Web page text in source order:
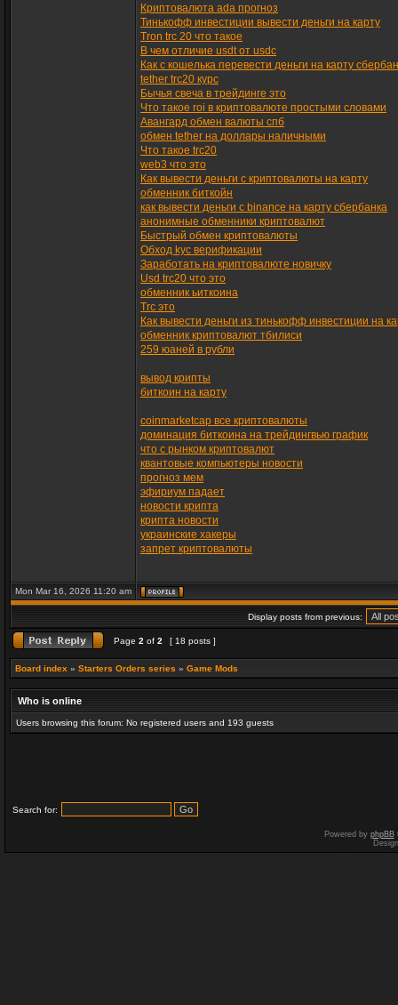
Криптовалюта ada прогноз
Тинькофф инвестиции вывести деньги на карту
Tron trc 20 что такое
В чем отличие usdt от usdc
Как с кошелька перевести деньги на карту
tether trc20 курс
Бычья свеча в трейдинге это
Что такое roi в криптовалюте простыми словами
Авангард обмен валюты спб
обмен tether на доллары наличными
Что такое trc20
web3 что это
Как вывести деньги с криптовалюты на карту
обменник биткойн
как вывести деньги с binance на карту сбербанка
анонимные обменники криптовалют
Быстрый обмен криптовалюты
Обход kyc верификации
Заработать на криптовалюте новичку
Usd trc20 что это
обменник ьиткоина
Trc это
Как вывести деньги из тинькофф инвестиции на
обменник криптовалют тбилиси
259 юаней в рубли
вывод крипты
биткоин на карту
coinmarketcap все криптовалюты
доминация биткоина на трейдингвью график
что с рынком криптовалют
квантовые компьютеры новости
прогноз мем
эфириум падает
новости крипта
крипта новости
украинские хакеры
запрет криптовалюты
Mon Mar 16, 2026 11:20 am
Display posts from previous:
Page 2 of 2 [ 18 posts ]
Board index » Starters Orders series » Game Mods
Who is online
Users browsing this forum: No registered users and 193 guests
Search for:
Powered by phpBB